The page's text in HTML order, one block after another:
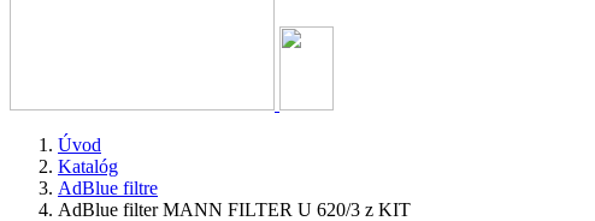
Úvod
Katalóg
AdBlue filtre
AdBlue filter MANN FILTER U 620/3 z KIT